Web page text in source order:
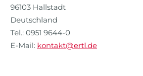
96103 Hallstadt
Deutschland
Tel.: 0951 9644-0
E-Mail: kontakt@ertl.de